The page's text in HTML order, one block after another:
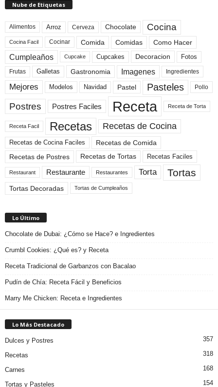
Nube de Etiquetas
Alimentos Arroz Cerveza Chocolate Cocina
Cocina Facil Cocinar Comida Comidas Como Hacer
Cumpleaños Cupcake Cupcakes Decoracion Fotos
Frutas Galletas Gastronomia Imagenes Ingredientes
Mejores Modelos Navidad Pastel Pasteles Pollo
Postres Postres Faciles Receta Receta de Torta
Receta Facil Recetas Recetas de Cocina
Recetas de Cocina Faciles
Recetas de Comida
Recetas de Postres
Recetas de Tortas Recetas Faciles
Restaurant Restaurante Restaurantes Torta Tortas
Tortas Decoradas Tortas de Cumpleaños
Lo Último
Chocolate de Dubai: ¿Cómo se Hace? e Ingredientes
Crumbl Cookies: ¿Qué es? y Receta
Receta Tradicional de Garbanzos con Bacalao
Pudín de Chía: Receta Fácil y Beneficios
Marry Me Chicken: Receta e Ingredientes
Lo Más Destacado
Dulces y Postres 357
Recetas 318
Carnes 168
Tortas y Pasteles 154